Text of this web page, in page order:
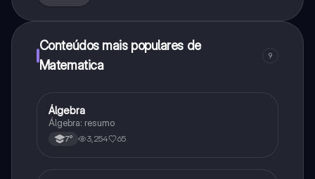
Conteúdos mais populares de
Matematica
9
Matematica
Álgebra
Álgebra: resumo
7° 3,254 65